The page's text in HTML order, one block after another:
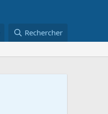
Rechercher